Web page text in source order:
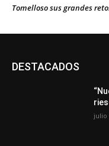
Tomelloso sus grandes
DESTACADOS
julio